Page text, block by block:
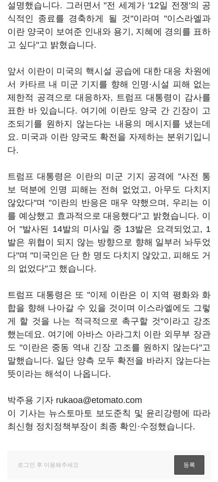
설명했습니다. 그러면서 "전 세계가 '12일 전쟁'의 공
식적인 종료를 경축하게 될 것"이라며 "이스라엘과
이란 양국이 보여준 인내와 용기, 지혜에 경의를 표하
고 싶다"고 밝혔습니다.
앞서 이란이 미국의 핵시설 공습에 대한 대응 차원에
서 카타르 내 미군 기지를 향해 인명·시설 피해 없는
제한적 공격으로 대응하자, 트럼프 대통령이 감사를
표한 바 있습니다. 여기에 이란도 양국 간 긴장이 고
조되기를 원하지 않는다는 내용의 메시지를 냈는데
요. 미국과 이란 양국도 확전을 자제하는 분위기입니
다.
트럼프 대통령은 이란의 미군 기지 공격에 "사전 통
보 덕분에 인명 피해는 전혀 없었고, 아무도 다치지
않았다"며 "이란의 반응은 매우 약했으며, 우리는 이
를 예상했고 효과적으로 대응했다"고 밝혔습니다. 이
어 "발사된 14발의 미사일 중 13발은 요격되었고, 1
발은 위협이 되지 않는 방향으로 향해 일부러 놔두었
다"며 "미국인은 단 한 명도 다치지 않았고, 피해도 거
의 없었다"고 했습니다.
트럼프 대통령은 또 "이제 이란은 이 지역 평화와 화
합을 향해 나아갈 수 있을 것이며 이스라엘에도 그렇
게 할 것을 나는 적극적으로 촉구할 것"이라고 강조
했는데요. 여기에 아바스 아라그치 이란 외무부 장관
도 "이란은 중동 역내 긴장 고조를 원하지 않는다"고
말했습니다. 일단 양측 모두 확전을 바라지 않는다는
뜻이라는 해석이 나옵니다.
박주용 기자 rukaoa@etomato.com
이 기사는 뉴스토마토 보도준칙 및 윤리강령에 따라
최신형 정치정책부장이 최종 확인·수정했습니다.